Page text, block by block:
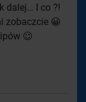
dalej… I co ?!
zobaczcie 😀
😉